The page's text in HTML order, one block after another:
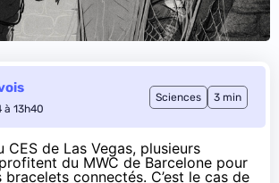
à 13h40
Sciences 3 min
CES de Las Vegas, plusieurs
du MWC de Barcelone pour
bracelets connectés. C’est le cas de